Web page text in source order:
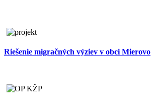
Riešenie migračných výziev v obci Mierovo